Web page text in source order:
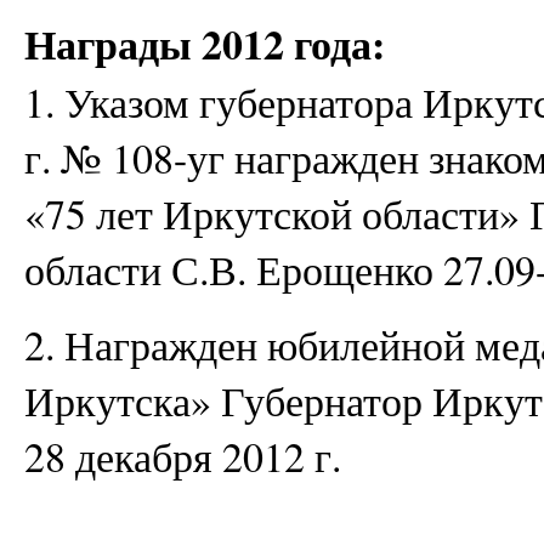
Награды 2012 года:
1. Указом губернатора
г. № 108-уг награжден
«75 лет Иркутской
области С.В. Ерощенко
2. Награжден юбилейной
Иркутска» Губернатор
28 декабря 2012 г.